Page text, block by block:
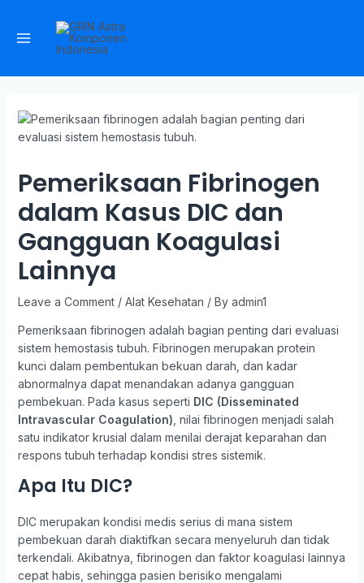
Pemeriksaan Fibrinogen
dalam Kasus DIC dan
Gangguan Koagulasi
Lainnya
Leave a Comment / Alat Kesehatan / By admin1
Pemeriksaan fibrinogen adalah bagian penting dari evaluasi
sistem hemostasis tubuh. Fibrinogen merupakan protein
kunci dalam pembentukan bekuan darah, dan kadar
abnormalnya dapat menandakan adanya gangguan
pembekuan. Pada kasus seperti DIC (Disseminated
Intravascular Coagulation) , nilai fibrinogen menjadi salah
satu indikator krusial dalam menilai derajat keparahan dan
respons tubuh terhadap kondisi stres sistemik.
Apa Itu DIC?
DIC merupakan kondisi medis serius di mana sistem
pembekuan darah diaktifkan secara menyeluruh dan tidak
terkendali. Akibatnya, fibrinogen dan faktor koagulasi lainnya
cepat habis, sehingga pasien berisiko mengalami